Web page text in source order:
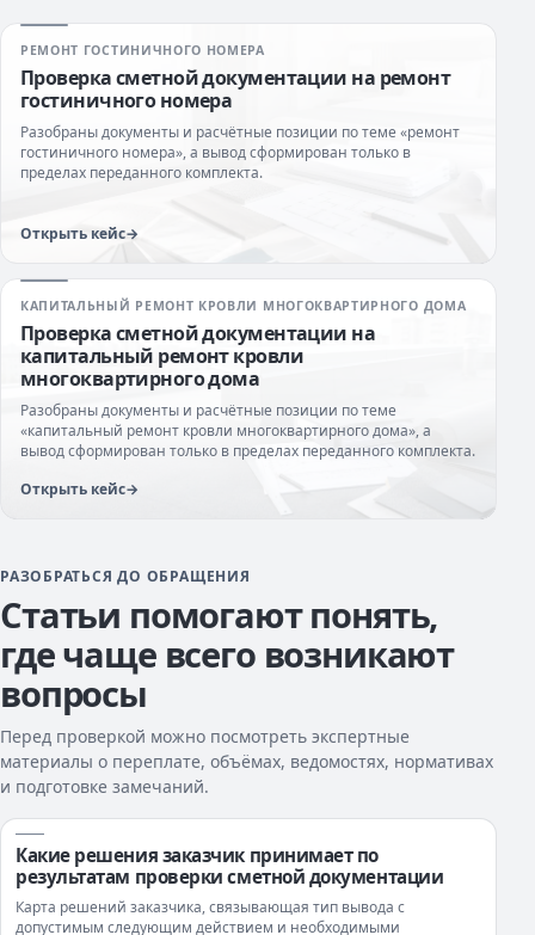
РЕМОНТ ГОСТИНИЧНОГО НОМЕРА
Проверка сметной документации на ремонт
гостиничного номера
Разобраны документы и расчётные позиции по теме «ремонт
гостиничного номера», а вывод сформирован только в
пределах переданного комплекта.
Открыть кейс
КАПИТАЛЬНЫЙ РЕМОНТ КРОВЛИ МНОГОКВАРТИРНОГО ДОМА
Проверка сметной документации на
капитальный ремонт кровли
многоквартирного дома
Разобраны документы и расчётные позиции по теме
«капитальный ремонт кровли многоквартирного дома», а
вывод сформирован только в пределах переданного комплекта.
Открыть кейс
РАЗОБРАТЬСЯ ДО ОБРАЩЕНИЯ
Статьи помогают понять,
где чаще всего возникают
вопросы
Перед проверкой можно посмотреть экспертные
материалы о переплате, объёмах, ведомостях, нормативах
и подготовке замечаний.
Какие решения заказчик принимает по
результатам проверки сметной документации
Карта решений заказчика, связывающая тип вывода с
допустимым следующим действием и необходимыми